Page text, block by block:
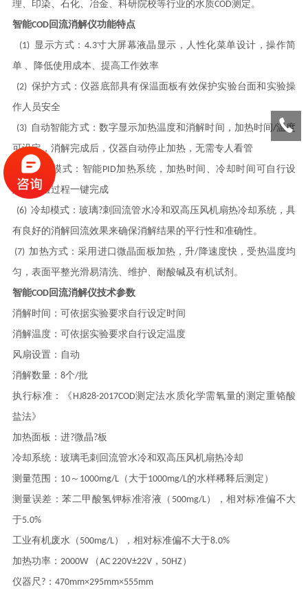
理、印染、石化、冶金、科研院校等行业的水质COD测定。
智能COD回流消解仪功能特点
(1) 显示方式：4.3寸大屏幕液晶显示，人性化菜单设计，操作简
单 、降低使用成本、提高工作效率
(2) 保护方式：仪器底部具有保温面板有效保护实验台面和 实验操
作人员安全
(3) 自动智能方式：数字显示加热温度和消解时间，加热时间/温度
可设定，消解完成后，仪器自动停止加热，无需专人看管
(5) 智能模式：智能PID加热系统，加热时间、冷却时间 可自行设
定，实验过程一键完成
(6) 冷却模式：玻璃?刺回流管水冷和双高压风机扇热冷却系统，具
有良好的消解回流效果来确保消解结果的平行性和准确性。
(7) 加热方式 ：采用进口微晶面板加热 ，升/降速度快，受热温度均
匀， 表面平整光滑易清洗、维护、耐酸碱及有机试剂 。
智能COD回流消解仪技术参数
消解时间：可依据实验要求自行设定时间
消解温度：可依据实验要求自行设定温度
风扇设置：自动
消解数量：8个/批
执行标准：《 HJ828-2017COD测定法水质化学需氧量的测定重铬酸
盐法》
加热面板：进?微晶?板
冷却系统：玻璃毛刺回流管水冷和双高压风机扇热冷却
测量范围：10～1000mg/L（大于1000mg/L的水样稀释后测定）
测量误差：苯二甲酸氢钾标准溶液（ 500mg/L），相对标准偏不大
于5.0%
工业有机废水（ 500mg/L），相对标准偏不大于8.0%
加热功率： 2000W （AC 220V±22V，50HZ）
仪器尺?：470mm×295mm×555mm